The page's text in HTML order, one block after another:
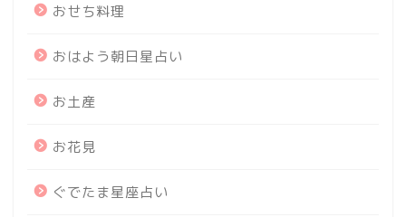
おせち料理
おはよう朝日星占い
お土産
お花見
ぐでたま星座占い